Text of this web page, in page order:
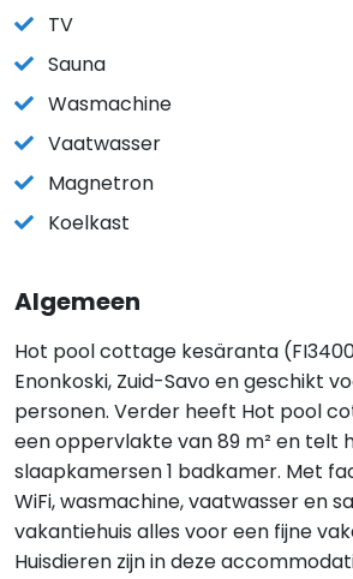
TV
Sauna
Wasmachine
Vaatwasser
Magnetron
Koelkast
Algemeen
Hot pool cottage kesäranta
Enonkoski, Zuid-Savo en geschikt
personen. Verder heeft Hot pool
een oppervlakte van 89 m² en telt
slaapkamersen 1 badkamer. Met
WiFi, wasmachine, vaatwasser en
vakantiehuis alles voor een fijne
Huisdieren zijn in deze